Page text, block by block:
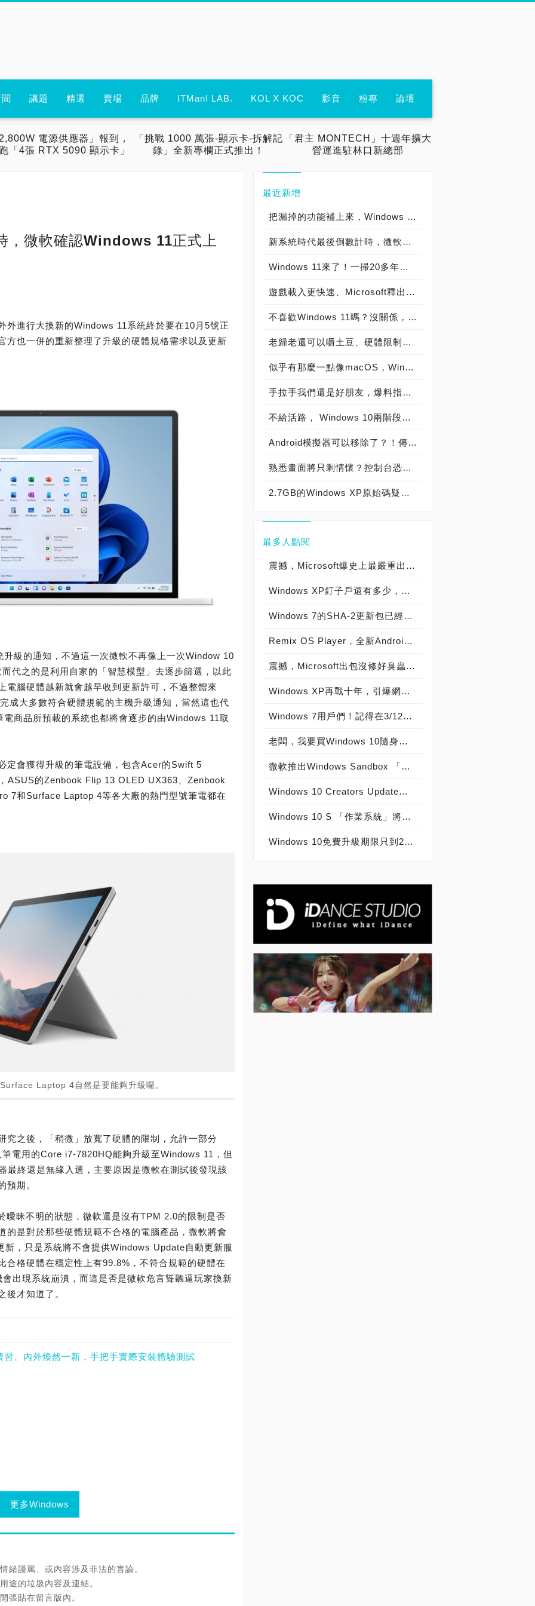
議題 精選 賣場 品牌 ITMan! LAB. KOL X KOC 影音 粉專 論壇
電源供應器」報到，
「4張 RTX 5090 顯示卡」
「挑戰 1000 萬張-顯示卡-拆解記
錄」全新專欄正式推出！
「君主 MONTECH」十週年擴大
營運進駐林口新總部
，微軟確認Windows 11正式上
外進行大換新的Windows 11系統終於要在10月5號正
方也一併的重新整理了升級的硬體規格需求以及更新
級的通知，不過這一次微軟不再像上一次Window 10
代之的是利用自家的「智慧模型」去逐步篩選，以此
電腦硬體越新就會越早收到更新許可，不過整體來
成大多數符合硬體規範的主機升級通知，當然這也代
商品所預載的系統也都將會逐步的由Windows 11取
定會獲得升級的筆電設備，包含Acer的Swift 5
ASUS的Zenbook Flip 13 OLED UX363、Zenbook
7和Surface Laptop 4等各大廠的熱門型號筆電都在
Laptop 4自然是要能夠升級囉。
究之後，「稍微」放寬了硬體的限制，允許一部分
電用的Core i7-7820HQ能夠升級至Windows 11，但
最終還是無緣入選，主要原因是微軟在測試後發現該
預期。
曖昧不明的狀態，微軟還是沒有TPM 2.0的限制是否
的是對於那些硬體規範不合格的電腦產品，微軟將會
，只是系統將不會提供Windows Update自動更新服
合格硬體在穩定性上有99.8%，不符合規範的硬體在
出現系統崩潰，而這是否是微軟危言聳聽逼玩家換新
後才知道了。
、內外煥然一新，手把手實際安裝體驗測試
更多Windows
緒謾罵、或內容涉及非法的言論。
途的垃圾內容及連結。
張貼在留言版內。
最近新增
把漏掉的功能補上來，Windows 11開放測試安裝Android App了
新系統時代最後倒數計時，微軟確認Windows 11正式上線日期為10月5號
Windows 11來了！一掃20多年舊版積習、內外煥然一新，手把手實際安裝體驗測試
遊戲載入更快速、Microsoft釋出DirectStorage API開法者預覽版，「舊」系統也受惠
不喜歡Windows 11嗎？沒關係，微軟允許你限時內降回Window 10
老歸老還可以嚼土豆、硬體限制再高也沒在怕，網友把Windows 11刷進了NOKIA Lumia 950XL
似乎有那麼一點像macOS，Windows 11作業系統截圖高清無碼流出
手拉手我們還是好朋友，爆料指出新版Windows將會配合Intel第12代Alder Lake處理器於萬聖節檔期推出
不給活路， Windows 10兩階段強制更新，徹底對Flash Player趕盡殺絕
Android模擬器可以移除了？！傳微軟正在研發內建支援Android App的應用程式
熟悉畫面將只剩情懷？控制台恐將在微軟Windows 10更新後強制退役？
2.7GB的Windows XP原始碼疑似流出，聯袂43GB的多版本原始碼「大禮包」也在網路上流竄! 爆發資安隱憂!
最多人點閱
震撼，Microsoft爆史上最嚴重出包》Windows Vista、7、8與8.1全中獎，安裝更新之後就得要修理或重灌！
Windows XP釘子戶還有多少，引爆網友熱議！
Windows 7的SHA-2更新包已經開始發放，趕快更新！7/16後就不用擔心Windows Update不能用啦！
Remix OS Player，全新Android 6.0模擬器讓你在Windows玩手機遊戲
震撼，Microsoft出包沒修好臭蟲又爆新災情》網友氣炸爆Windows Update比病毒還可怕，視窗更新一波未平一波又起！
Windows XP再戰十年，引爆網友熱議！
Windows 7用戶們！記得在3/12至4月安裝SHA-2更新包！以便7/16以後可以繼續使用Windows Update
老闆，我要買Windows 10隨身碟！
微軟推出Windows Sandbox 「沙盒」模式，提供隔絕化程式執行環境，以提升系統安全
Windows 10 Creators Update偶爾造成遊戲卡頓，微軟工程師已承認此問題！
Windows 10 S 「作業系統」將變成一種「模式」，讓每個用戶能「享用」其優勢
Windows 10免費升級期限只到2017年底為止，還沒升級的用戶請趕快升級！